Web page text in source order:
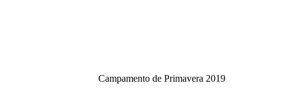
Campamento de Primavera 2019